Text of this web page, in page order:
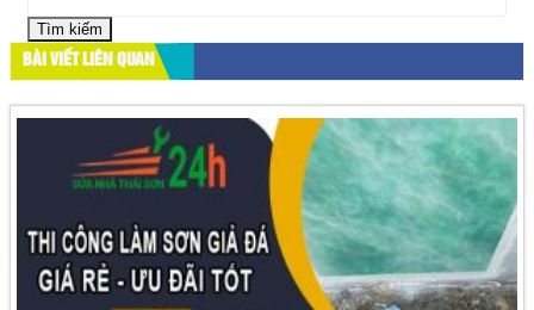
cho:
BÀI VIẾT LIÊN QUAN